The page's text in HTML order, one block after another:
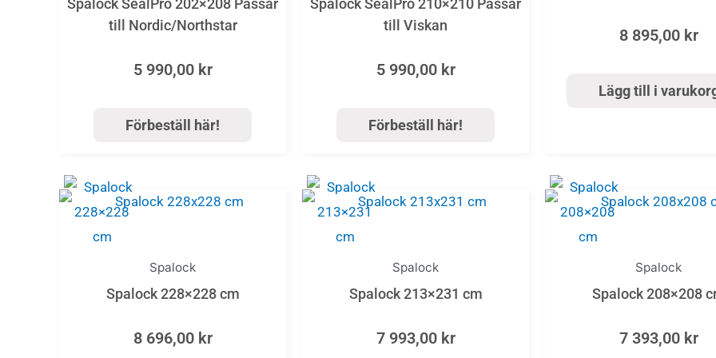
Spalock SealPro 202×208 Passar
till Nordic/Northstar
5 990,00 kr
Förbeställ här!
Spalock SealPro 210×210 Passar
till Viskan
5 990,00 kr
Förbeställ här!
8 895,00 kr
Lägg till i
Spalock
Spalock 228×228 cm
8 696,00 kr
Spalock
Spalock 213×231 cm
7 993,00 kr
Spalock
Spalock 208×208
7 393,00 kr